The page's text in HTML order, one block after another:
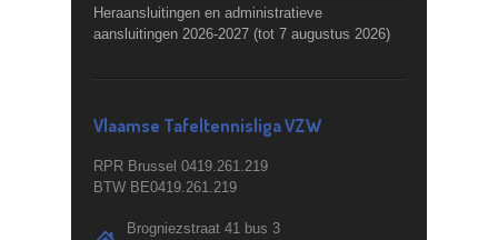
Heraansluitingen en administratieve
aansluitingen 2026-2027 (tot 7 augustus 2026)
Vlaamse Tafeltennisliga VZW
RPR Brussel 0419.261.219
BTW BE0419.261.219
Brogniezstraat 41 bus 3